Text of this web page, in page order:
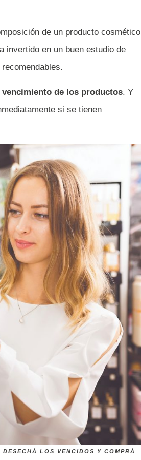
de un producto
invertido en un buen estudio de
de los productos. Y
si se tienen
LOS VENCIDOS Y COMPRÁ